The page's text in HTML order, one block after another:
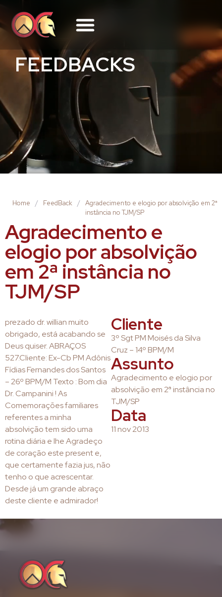
FEEDBACKS
Home / FeedBack / Agradecimento e elogio por absolvição em 2ª
instância no TJM/SP
Agradecimento e
elogio por absolvição
em 2ª instância no
TJM/SP
prezado dr. willian muito
obrigado, está acabando se
Deus quiser. ABRAÇOS
527.Cliente: Ex-Cb PM Adônis
Fídias Fernandes dos Santos
– 26º BPM/M Texto : Bom dia
Dr. Campanini ! As
Comemorações familiares
referentes a minha
absolvição tem sido uma
rotina diária e lhe Agradeço
de coração este present e,
que certamente fazia jus, não
tenho o que acrescentar.
Desde já um grande abraço
deste cliente e admirador!
Cliente
3º Sgt PM Moisés da Silva
Cruz – 14º BPM/M
Assunto
Agradecimento e elogio por
absolvição em 2ª instância no
TJM/SP
Data
11 nov 2013